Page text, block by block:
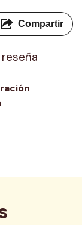
Compartir